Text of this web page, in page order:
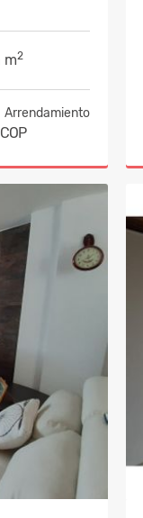
m2
Arrendamiento
COP